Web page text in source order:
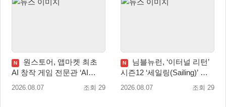
N
원스토어, 앱마켓 최초
AI 창작 게임 전문관 ‘AI
Games’ 오픈
2026.08.07 조회 29
N
님블뉴런, ‘이터널 리턴’
시즌12 ‘세일링(Sailing)’ 프
리시즌 시작
2026.08.07 조회 29